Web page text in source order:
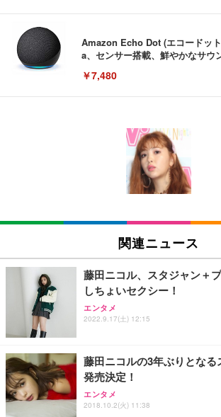
Amazon Echo Dot (エコードッ
a、センサー搭載、鮮やかなサウ
￥7,480
[EdoErgo] オフィスチェア 椅子
い 跳ね上げ式アームレスト コン
キング pc 事務椅子 360度回転
ン樹脂ベース 通気性メッシュ 在
(黒網+黒枠+黒足)
SIHOO B100 オフィスチェア／
ュチェア 人間工学 疲れない ブラ
￥27,999
Sezlife オフィスチェア デスクチ
ワーク チェア 強化バックレスト
能 人間工学 椅子 腰サポート 90
務用 おしゃれ パソコンチェア (
Sezlife オフィスチェア デスクチ
ワーク チェア 強化バックレスト
能 人間工学 椅子 腰サポート 90
EIZO ビジネス向けプレミアムモ
EV3240X-WT | 31.5型4K UHD・
￥105,595
EIZO ビジネス向けプレミアム
￥109,572
【純正品】27"ゲーミングモニタ
フック付き（CFI-ZDM1J）
【整備済み品】Dell E2724HS 27
ー フルHD（1920×1080）VA 非
ort/VGA スピーカー内蔵 高さ調
Amazonベーシック ペットシー
回使い捨て 無香料 ホワイト 300枚
Amazonベーシック ペットシー
x2袋(84枚) ホワイト(吸収面:ライ
￥3,234
ネオ・ルーライフ ネオ・オムツ
り 単品
Smart Basic(スマートベーシッ
限定】 Smart Basic アイリスオ
超厚型 お徳用 ワイド 100枚入 (x
関連ニュース
藤田ニコル、スタジャン＋
しちょいセクシー！
エンタメ
2022.9.17(土) 12:15
藤田ニコルの3年ぶりとな
発売決定！
エンタメ
2018.10.2(火) 11:38